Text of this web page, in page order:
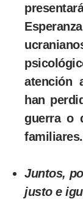
atención
han
guerra o
familiares.
Juntos,
justo e